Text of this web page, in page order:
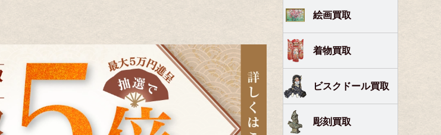
絵画買取
着物買取
ビスクドール買取
彫刻買取